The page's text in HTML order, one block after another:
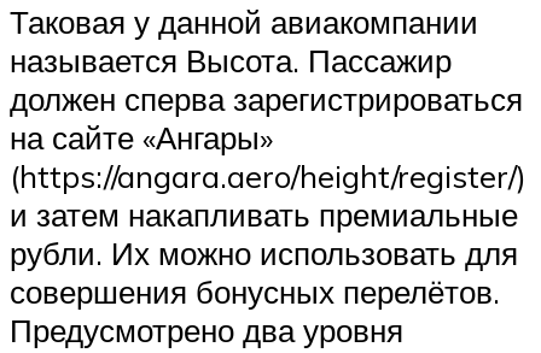
Таковая у данной авиакомпании
называется Высота. Пассажир
должен сперва зарегистрироваться
на сайте «Ангары»
(https://angara.aero/height/register/)
и затем накапливать премиальные
рубли. Их можно использовать для
совершения бонусных перелётов.
Предусмотрено два уровня